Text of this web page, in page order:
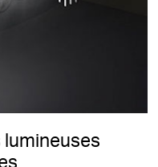
lumineuses